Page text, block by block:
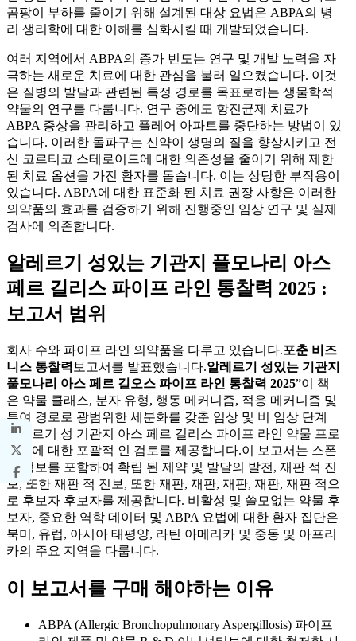
곰팡이 부하를 줄이기 위해 설계된 대상 요법은 ABPA의 병
리 생리학에 대한 이해를 심화시킬 때 개발되었습니다.
여러 지역에서 ABPA의 증가 빈도는 연구 및 개발 노력을 자
극하는 새로운 치료에 대한 관심을 불러 일으켰습니다. 이것
은 질병의 발달과 관련된 특정 경로를 목표로하는 생물학적
약물의 연구를 다룹니다. 연구 중에도 항진균제 치료가
ABPA 증상을 관리하고 플레어 아파트를 중단하는 방법이 있
습니다. 이러한 돌파구는 신약이 생명의 질을 향상시키고 전
신 코르티코 스테로이드에 대한 의존성을 줄이기 위해 제한
된 치료 옵션을 가진 환자를 돕습니다. 이는 상당한 부작용이
있습니다. ABPA에 대한 표준화 된 치료 권장 사항은 이러한
의약품의 효과를 검증하기 위해 진행중인 임상 연구 및 실제
검사에 의존합니다.
알레르기 성있는 기관지 풀모나리 아스
페르 길리스 파이프 라인 통찰력 2025 :
보고서 범위
회사 수와 파이프 라인 의약품을 다루고 있습니다.포춘 비즈
니스 통찰력 보고서를 발표했습니다.알레르기 성있는 기관지
풀모나리 아스 페르 길오스 파이프 라인 통찰력 2025”이 책
은 약물 클래스, 분자 유형, 행동 메커니즘, 적응 메커니즘 및
투여 경로로 광범위한 세분화를 갖춘 임상 및 비 임상 단계
알레르기 성 기관지 아스 페르 길리스 파이프 라인 약물 프로
파일에 대한 포괄적 인 검토를 제공합니다.이 보고서는 스폰
서 정보를 포함하여 확립 된 제약 및 발달의 발전, 재판 적 진
보, 또한 재판 적 진보, 또한 재판, 재판, 재판, 재판, 재판 적으
로 후보자 후보자를 제공합니다. 비활성 및 쓸모없는 약물 후
보자, 중요한 역학 데이터 및 ABPA 요법에 대한 환자 집단은
북미, 유럽, 아시아 태평양, 라틴 아메리카 및 중동 및 아프리
카의 주요 지역을 다룹니다.
이 보고서를 구매 해야하는 이유
ABPA (Allergic Bronchopulmonary Aspergillosis) 파이프